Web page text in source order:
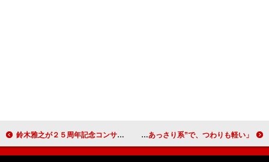
鈴木雅之が２５周年記念コンサートを開催 松下優也も駆け付け熱唱 藤本美貴、現在妊娠４カ月で出産予定は来年３月 「肉食より“あっさり系”で、つわりも軽い」